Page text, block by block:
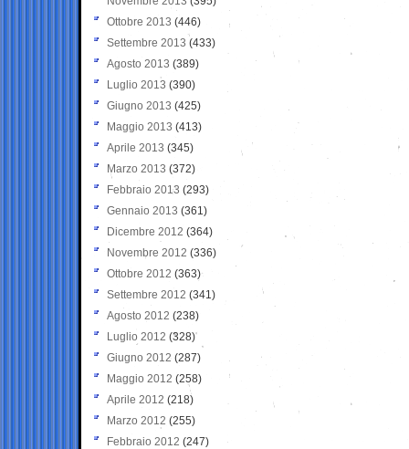
Ottobre 2013 (446)
Settembre 2013 (433)
Agosto 2013 (389)
Luglio 2013 (390)
Giugno 2013 (425)
Maggio 2013 (413)
Aprile 2013 (345)
Marzo 2013 (372)
Febbraio 2013 (293)
Gennaio 2013 (361)
Dicembre 2012 (364)
Novembre 2012 (336)
Ottobre 2012 (363)
Settembre 2012 (341)
Agosto 2012 (238)
Luglio 2012 (328)
Giugno 2012 (287)
Maggio 2012 (258)
Aprile 2012 (218)
Marzo 2012 (255)
Febbraio 2012 (247)